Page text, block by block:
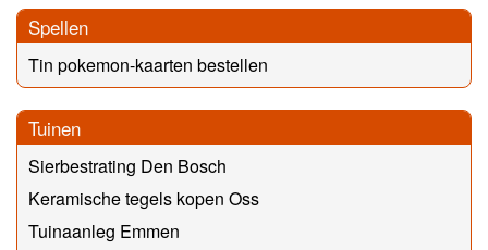
Spellen
Tin pokemon-kaarten bestellen
Tuinen
Sierbestrating Den Bosch
Keramische tegels kopen Oss
Tuinaanleg Emmen